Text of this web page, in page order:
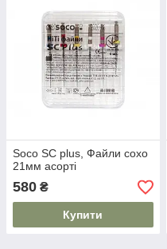
Soco SC plus, Файли сохо
21мм асорті
580 ₴
Купити